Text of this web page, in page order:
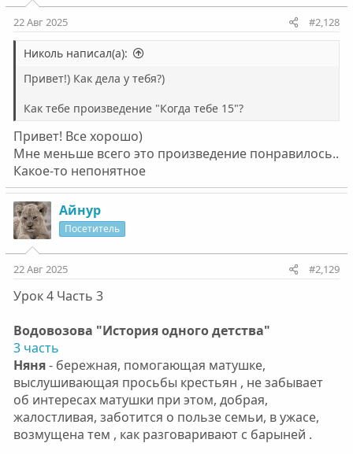
22 Авг 2025 #2,128
Николь написал(а):
Привет!) Как дела у тебя?)
Как тебе произведение "Когда тебе 15"?
Привет! Все хорошо)
Мне меньше всего это произведение понравилось..
Какое-то непонятное
Айнур
Посетитель
22 Авг 2025 #2,129
Урок 4 Часть 3
Водовозова "История одного детства"
3 часть
Няня- бережная, помогающая матушке,
выслушивающая просьбы крестьян , не забывает
об интересах матушки при этом, добрая,
жалостливая, заботится о пользе семьи, в ужасе,
возмущена тем , как разговаривают с барыней .